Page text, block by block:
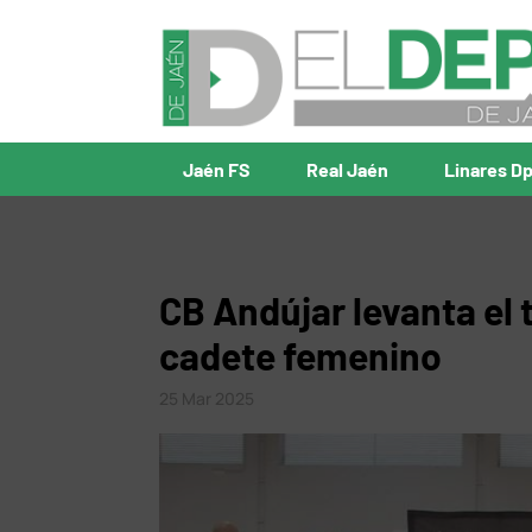
Jaén FS Real Jaén Linares
CB Andújar levanta
cadete femenino